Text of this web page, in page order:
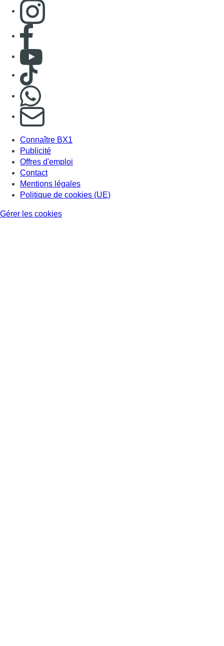
Consulter page Instagram
Consulter page Facebook
Consulter Youtube
Consulter TikTok
S'abonner à notre newsletter
Connaître BX1
Publicité
Offres d'emploi
Contact
Mentions légales
Politique de cookies (UE)
Gérer les cookies